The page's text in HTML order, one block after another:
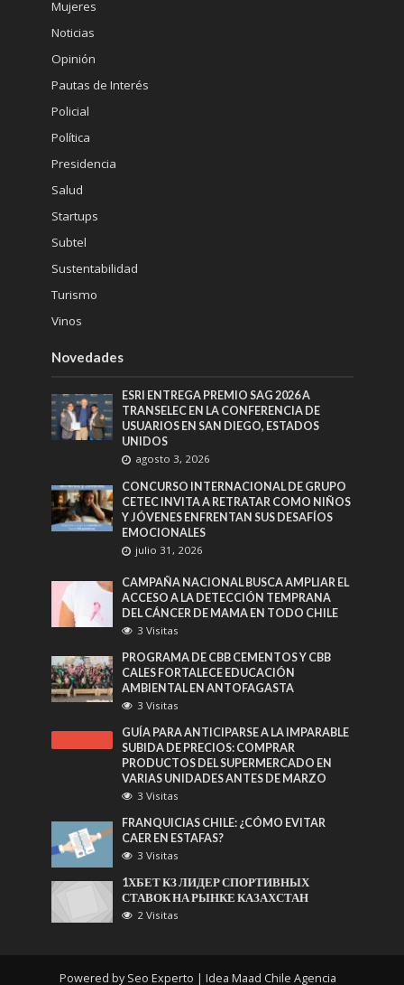
Mujeres
Noticias
Opinión
Pautas de Interés
Policial
Política
Presidencia
Salud
Startups
Subtel
Sustentabilidad
Turismo
Vinos
Novedades
ESRI ENTREGA PREMIO SAG 2026 A
TRANSELEC EN LA CONFERENCIA DE
USUARIOS EN SAN DIEGO, ESTADOS
UNIDOS
agosto 3, 2026
CONCURSO INTERNACIONAL DE GRUPO
CETEC INVITA A RETRATAR COMO NIÑOS
Y JÓVENES ENFRENTAN SUS DESAFÍOS
EMOCIONALES
julio 31, 2026
CAMPAÑA NACIONAL BUSCA AMPLIAR EL
ACCESO A LA DETECCIÓN TEMPRANA
DEL CÁNCER DE MAMA EN TODO CHILE
3 Visitas
PROGRAMA DE CBB CEMENTOS Y CBB
CALES FORTALECE EDUCACIÓN
AMBIENTAL EN ANTOFAGASTA
3 Visitas
GUÍA PARA ANTICIPARSE A LA IMPARABLE
SUBIDA DE PRECIOS: COMPRAR
PRODUCTOS DEL SUPERMERCADO EN
VARIAS UNIDADES ANTES DE MARZO
3 Visitas
FRANQUICIAS CHILE: ¿CÓMO EVITAR
CAER EN ESTAFAS?
3 Visitas
1ХБЕТ КЗ ЛИДЕР СПОРТИВНЫХ
СТАВОК НА РЫНКЕ КАЗАХСТАН
2 Visitas
Powered by Seo Experto | Idea Maad Chile Agencia